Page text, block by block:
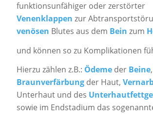
funktionsunfähiger oder zerstörter
Venenklappen zur
venösen Blutes aus dem Bein zum
und können so zu Komplikationen
Hierzu zählen z.B.: Ödemeder Beine,
Braunverfärbungder Haut,
Unterhaut und des
sowie im Endstadium das